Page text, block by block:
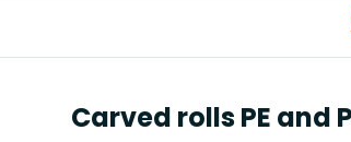
Carved rolls PE and